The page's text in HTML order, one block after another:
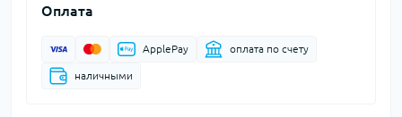
Оплата
ApplePay оплата по счету
наличными